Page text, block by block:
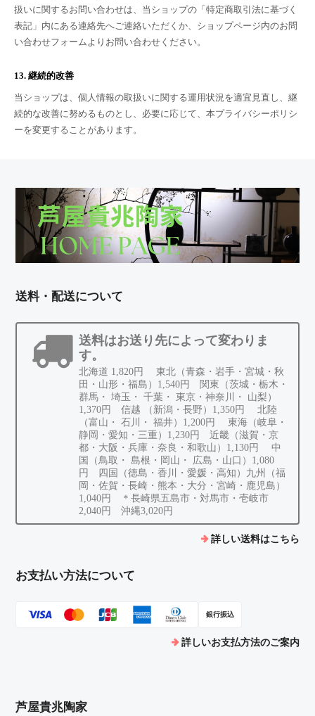
扱いに関するお問い合わせは、当ショップの「特定商取引法に基づく
表記」内にある連絡先へご連絡いただくか、ショップページ内のお問
い合わせフォームよりお問い合わせください。
13. 継続的改善
当ショップは、個人情報の取扱いに関する運用状況を適宜見直し、継
続的な改善に努めるものとし、必要に応じて、本プライバシーポリシ
ーを変更することがあります。
送料・配送について
送料はお送り先によって変わりま
す。
北海道 1,820円 東北（青森・岩手・宮城・秋
田・山形・福島）1,540円 関東（茨城・栃木・
群馬・ 埼玉・ 千葉・ 東京・神奈川・ 山梨）
1,370円 信越 （新潟・長野）1,350円 北陸
（富山・ 石川・ 福井）1,200円 東海（岐阜・
静岡・愛知・三重）1,230円 近畿（滋賀・京
都・大阪・兵庫・奈良・和歌山）1,130円 中
国（鳥取・ 島根・岡山・ 広島・山口）1,080
円 四国（徳島・香川・愛媛・高知）九州（福
岡・佐賀・長崎・熊本・大分・宮崎・鹿児島）
1,040円 ＊長崎県五島市・対馬市・壱岐市
2,040円 沖縄3,020円
詳しい送料はこちら
お支払い方法について
銀行振込
詳しいお支払方法のご案内
芦屋貴兆陶家